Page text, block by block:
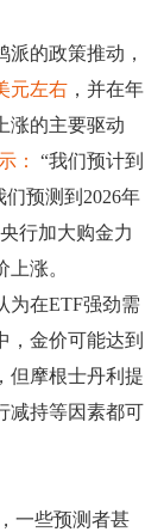
的政策推动，
元左右 ，并在年
涨的主要驱动
：
“我们预计到
预测到2026年
行加大购金力
涨。
为在ETF强劲需
，金价可能达到
但摩根士丹利提
减持等因素都可
一些预测者甚